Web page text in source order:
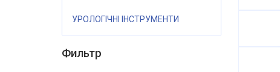
УРОЛОГІЧНІ ІНСТРУМЕНТИ
Фильтр